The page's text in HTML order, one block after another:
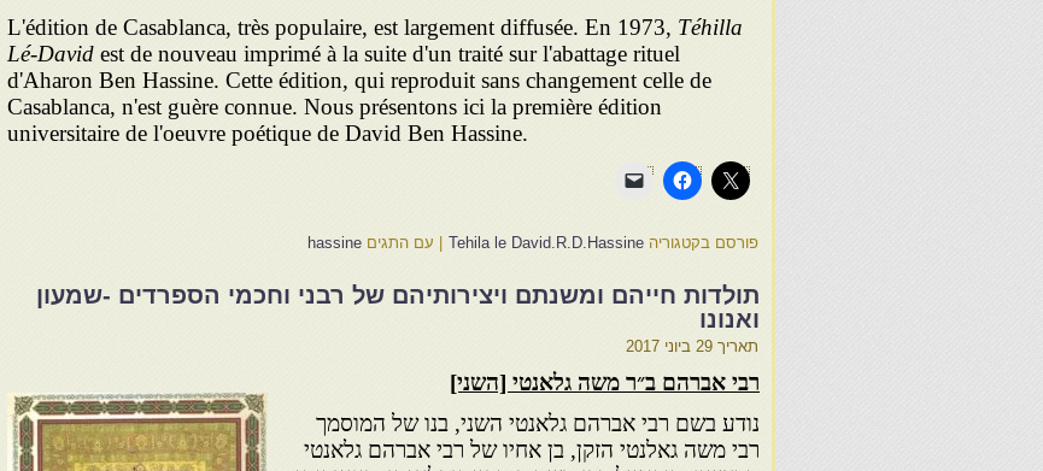
L'édition de Casablanca, très populaire, est largement diffusée. En 1973, Téhilla
Lé-David est de nouveau imprimé à la suite d'un traité sur l'abattage rituel
d'Aharon Ben Hassine. Cette édition, qui reproduit sans changement celle de
Casablanca, n'est guère connue. Nous présentons ici la première édition
universitaire de l'oeuvre poétique de David Ben Hassine.
פורסם בקטגוריה Tehila le David.R.D.Hassine עם התגים hassine
תולדות חייהם ומשנתם ויצירותיהם של רבני וחכמי הספרדים -שמעון
ואנונו
תאריך 29 ביוני 2017
רבי אברהם ב״ר משה גלאנטי [השני]
נודע בשם רבי אברהם גלאנטי השני, בנו של המוסמך
רבי משה גאלנטי הזקן, בן אחיו של רבי אברהם גלאנטי